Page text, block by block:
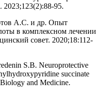
95.
А.С. и др. Опыт
в комплексном лечении
совет. 2020;18:112-
S.B. Neuroprotective
succinate
and Medicine.